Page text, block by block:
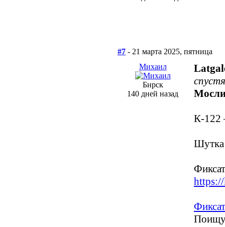
#7 - 21 марта 2025, пятница
Михаил
Бирск
140 дней назад
К-122
Шутка